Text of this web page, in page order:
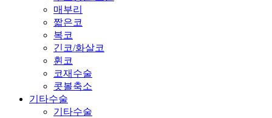
매부리
짧은코
복코
긴코/화살코
휜코
코재수술
콧볼축소
기타수술
기타수술